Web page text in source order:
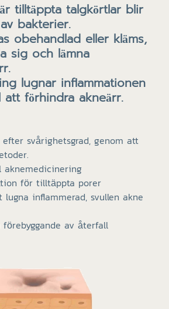
tilltäppta talgkörtlar blir
bakterier.
obehandlad eller kläms,
sig och lämna
lugnar inflammationen
förhindra akneärr.
svårighetsgrad, genom att
aknemedicinering
för tilltäppta porer
inflammerad, svullen akne
förebyggande av återfall